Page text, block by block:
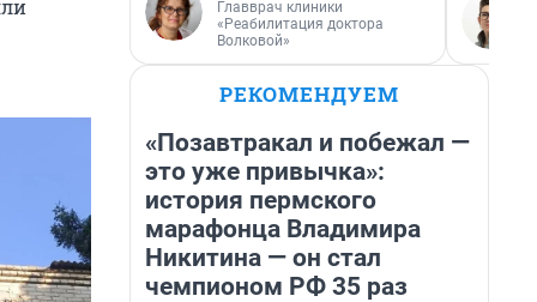
Главврач клиники
«Реабилитация доктора
Волковой»
РЕКОМЕНДУЕМ
«Позавтракал и побежал —
это уже привычка»:
история пермского
марафонца Владимира
Никитина — он стал
чемпионом РФ 35 раз